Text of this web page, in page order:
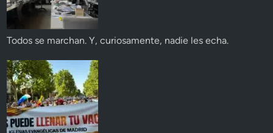
Todos se marchan. Y, curiosamente, nadie les echa.